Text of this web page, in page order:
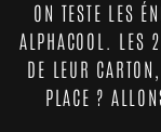
ON TESTE LES
ALPHACOOL. LES
DE LEUR
PLACE ?